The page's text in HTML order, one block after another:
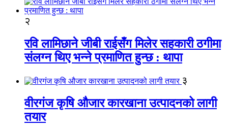
२
रवि लामिछाने जीबी राईसँग मिलेर सहकारी ठगीमा
संलग्न थिए भन्ने प्रमाणित हुन्छ : थापा
३
वीरगंज कृषि औजार कारखाना उत्पादनको लागी
तयार